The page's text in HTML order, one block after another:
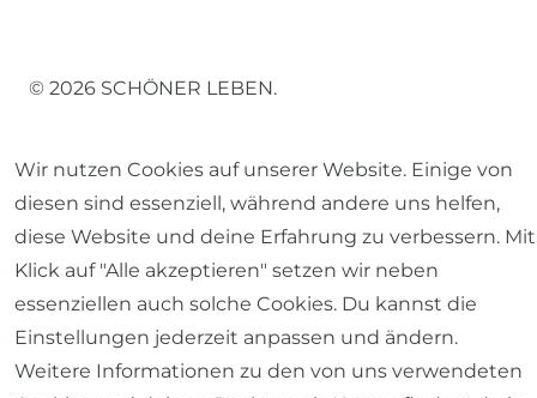
© 2026 SCHÖNER LEBEN.
Daten­schutz­erklärung
Wir nutzen Cookies auf unserer Website. Einige von
diesen sind essenziell, während andere uns helfen,
diese Website und deine Erfahrung zu verbessern. Mit
Klick auf "Alle akzeptieren" setzen wir neben
essenziellen auch solche Cookies. Du kannst die
Einstellungen jederzeit anpassen und ändern.
Weitere Informationen zu den von uns verwendeten